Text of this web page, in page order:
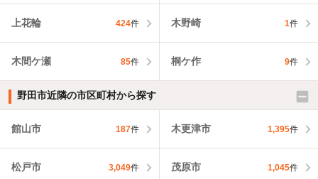
上花輪 424件 木野崎 1件
木間ケ瀬 85件 桐ケ作 9件
野田市近隣の市区町村から探す
館山市 187件 木更津市 1,395件
松戸市 3,049件 茂原市 1,045件